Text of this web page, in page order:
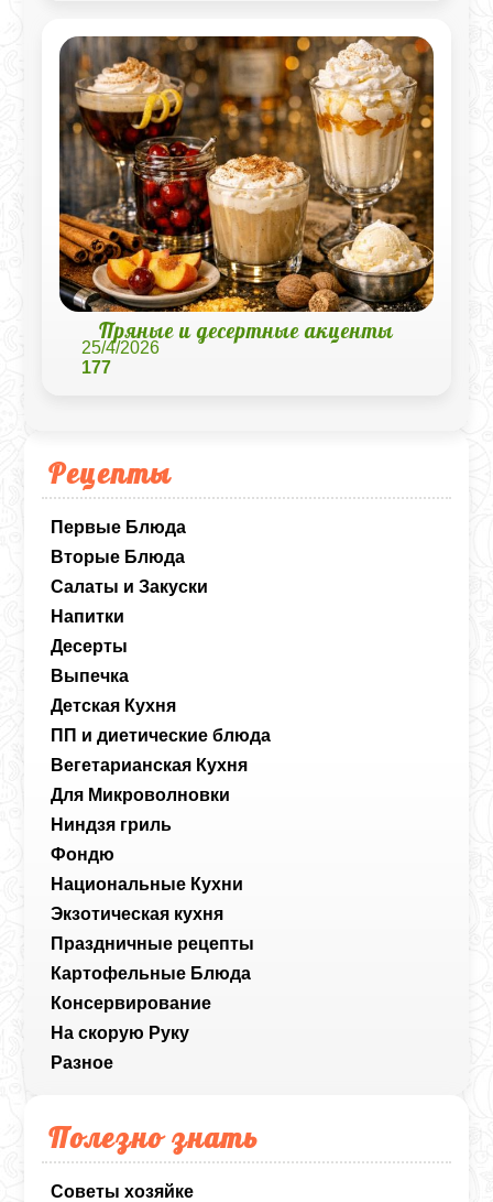
Рецепты
Первые Блюда
Вторые Блюда
Салаты и Закуски
Напитки
Десерты
Выпечка
Детская Кухня
ПП и диетические блюда
Вегетарианская Кухня
Для Микроволновки
Ниндзя гриль
Фондю
Национальные Кухни
Экзотическая кухня
Праздничные рецепты
Картофельные Блюда
Консервирование
На скорую Руку
Разное
Полезно знать
Советы хозяйке
Пряные и десертные акценты
25/4/2026
177